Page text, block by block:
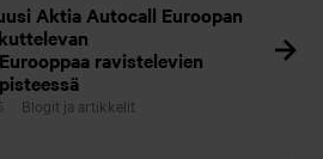
Aktia Autocall Euroopan
ravistelevien
Blogit ja artikkelit